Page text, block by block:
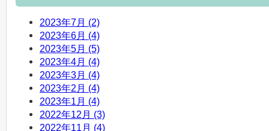
2023年7月 (2)
2023年6月 (4)
2023年5月 (5)
2023年4月 (4)
2023年3月 (4)
2023年2月 (4)
2023年1月 (4)
2022年12月 (3)
2022年11月 (4)